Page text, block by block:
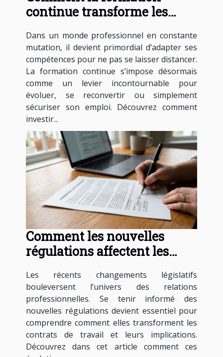
continue transforme les
Dans un monde professionnel en constante
mutation, il devient primordial d’adapter ses
compétences pour ne pas se laisser distancer.
La formation continue s’impose désormais
comme un levier incontournable pour
évoluer, se reconvertir ou simplement
sécuriser son emploi. Découvrez comment
investir...
Comment les nouvelles
régulations affectent les
Les récents changements législatifs
bouleversent l’univers des relations
professionnelles. Se tenir informé des
nouvelles régulations devient essentiel pour
comprendre comment elles transforment les
contrats de travail et leurs implications.
Découvrez dans cet article comment ces